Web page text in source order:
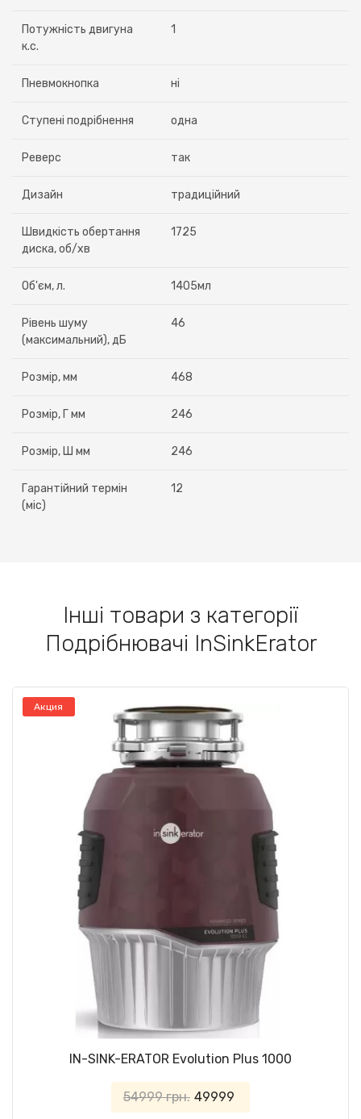
Потужність двигуна
к.с.
1
Пневмокнопка ні
Ступені подрібнення одна
Реверс так
Дизайн традиційний
Швидкість обертання
диска, об/хв
1725
Об'єм, л. 1405мл
Рівень шуму
(максимальний), дБ
46
Розмір, мм 468
Розмір, Г мм 246
Розмір, Ш мм 246
Гарантійний термін
(міс)
12
Інші товари з категорії
Подрібнювачі InSinkErator
Акция
IN-SINK-ERATOR Evolution Plus 1000
54999 грн. 49999